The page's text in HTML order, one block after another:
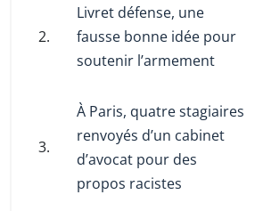
2.
Livret défense, une
fausse bonne idée pour
soutenir l’armement
3.
À Paris, quatre stagiaires
renvoyés d’un cabinet
d’avocat pour des
propos racistes